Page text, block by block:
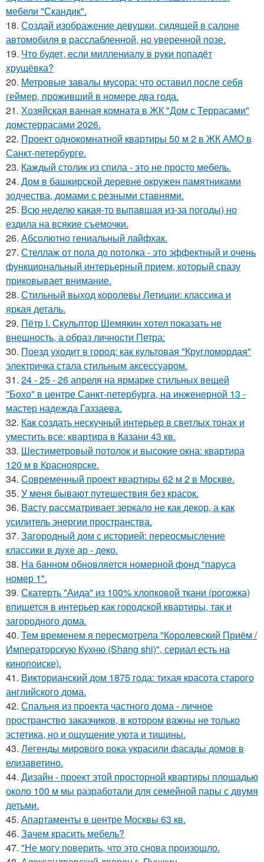
мебели "Скандик".
18. Создай изображение девушки, сидящей в салоне
автомобиля в расслабленной, но уверенной позе.
19. Что будет, если миллениалу в руки попадёт
хрущёвка?
20. Метровые завалы мусора: что оставил после себя
геймер, проживший в номере два года.
21. Хозяйская ванная комната в ЖК "Дом с Террасами"
домстеррасами 2026.
22. Проект однокомнатной квартиры 50 м 2 в ЖК АМО в
Санкт-петербурге.
23. Каждый столик из спила - это не просто мебель.
24. Дом в башкирской деревне окружен памятниками
зодчества, домами с резными ставнями.
25. Всю неделю какая-то выпавшая из-за погоды) но
ездила на всякие съемочки.
26. Абсолютно гениальный лайфхак.
27. Стеллаж от пола до потолка - это эффектный и очень
функциональный интерьерный прием, который сразу
приковывает внимание.
28. Стильный выход королевы Летиции: классика и
яркая деталь.
29. Пётр I. Скульптор Шемякин хотел показать не
внешность, а образ личности Петра:
30. Поезд уходит в город: как культовая "Кругломордая"
электричка стала стильным аксессуаром.
31. 24 - 25 - 26 апреля на ярмарке стильных вещей
"Бохо" в центре Санкт-петербурга, на инженерной 13 -
мастер надежда Газзаева.
32. Как создать нескучный интерьер в светлых тонах и
уместить все: квартира в Казани 43 кв.
33. Шестиметровый потолок и высокие окна: квартира
120 м в Красноярске.
34. Современный проект квартиры 62 м 2 в Москве.
35. У меня бывают путешествия без красок.
36. Васту рассматривает зеркало не как декор, а как
усилитель энергии пространства.
37. Загородный дом с историей: переосмысление
классики в духе ар - деко.
38. На банном обновляется номерной фонд "паруса
номер 1".
39. Скатерть "Аида" из 100% хлопковой ткани (рогожка)
впишется в интерьер как городской квартиры, так и
загородного дома.
40. Тем временем я пересмотрела "Королевский Приём /
Императорскую Кухню (Shang shi)", сериал есть на
кинопоиске).
41. Викторианский дом 1875 года: тихая красота старого
английского дома.
42. Спальня из проекта частного дома - личное
пространство заказчиков, в котором важны не только
эстетика, но и ощущение уюта и тишины.
43. Легенды мирового рока украсили фасады домов в
елизаветино.
44. Дизайн - проект этой просторной квартиры площадью
около 100 м мы разработали для семейной пары с двумя
детьми.
45. Апартаменты в центре Москвы 63 кв.
46. Зачем красить мебель?
47. "Не могу поверить, что это снова произошло.